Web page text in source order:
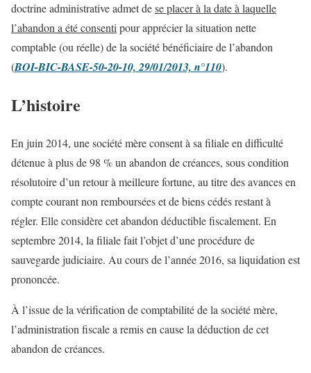
doctrine administrative admet dese placer à la date à laquelle
l’abandon a été consenti pour apprécier la situation nette
comptable (ou réelle) de la société bénéficiaire de l’abandon
(BOI-BIC-BASE-50-20-10, 29/01/2013, n°110).
L’histoire
En juin 2014, une société mère consent à sa filiale en difficulté
détenue à plus de 98 % un abandon de créances, sous condition
résolutoire d’un retour à meilleure fortune, au titre des avances en
compte courant non remboursées et de biens cédés restant à
régler. Elle considère cet abandon déductible fiscalement. En
septembre 2014, la filiale fait l’objet d’une procédure de
sauvegarde judiciaire. Au cours de l’année 2016, sa liquidation est
prononcée.
À l’issue de la vérification de comptabilité de la société mère,
l’administration fiscale a remis en cause la déduction de cet
abandon de créances.